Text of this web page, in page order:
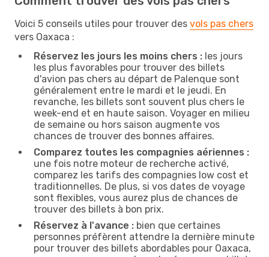
Voici 5 conseils utiles pour trouver des vols pas chers
vers Oaxaca :
Réservez les jours les moins chers : les jours
les plus favorables pour trouver des billets
d'avion pas chers au départ de Palenque sont
généralement entre le mardi et le jeudi. En
revanche, les billets sont souvent plus chers le
week-end et en haute saison. Voyager en milieu
de semaine ou hors saison augmente vos
chances de trouver des bonnes affaires.
Comparez toutes les compagnies aériennes :
une fois notre moteur de recherche activé,
comparez les tarifs des compagnies low cost et
traditionnelles. De plus, si vos dates de voyage
sont flexibles, vous aurez plus de chances de
trouver des billets à bon prix.
Réservez à l'avance : bien que certaines
personnes préfèrent attendre la dernière minute
pour trouver des billets abordables pour Oaxaca,